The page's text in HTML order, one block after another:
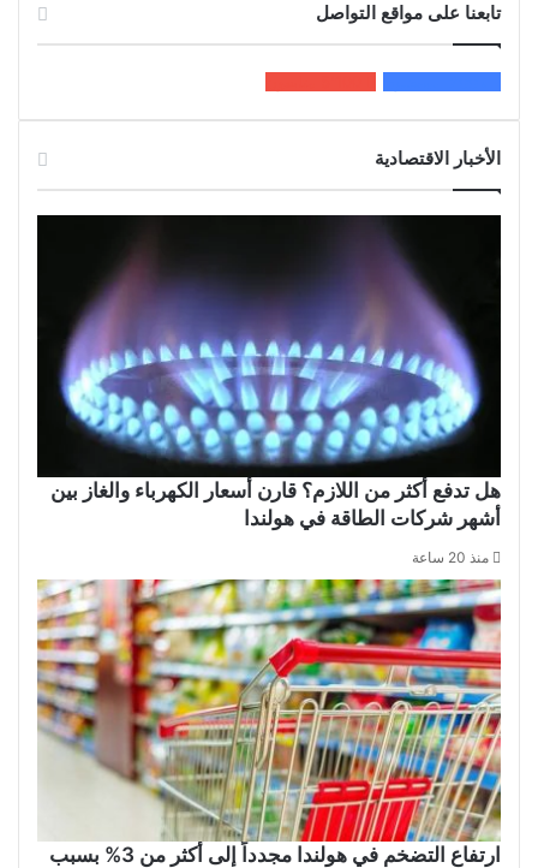
تابعنا على مواقع التواصل
الأخبار الاقتصادية
هل تدفع أكثر من اللازم؟ قارن أسعار الكهرباء والغاز بين
أشهر شركات الطاقة في هولندا
منذ 20 ساعة
ارتفاع التضخم في هولندا مجدداً إلى أكثر من 3% بسبب